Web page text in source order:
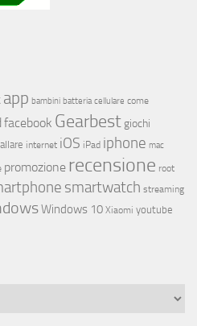
app bambini batteria cellulare come
facebook Gearbest giochi
internet iOS iPad iphone mac
promozione recensione root
smartwatch streaming
Windows 10 Xiaomi youtube